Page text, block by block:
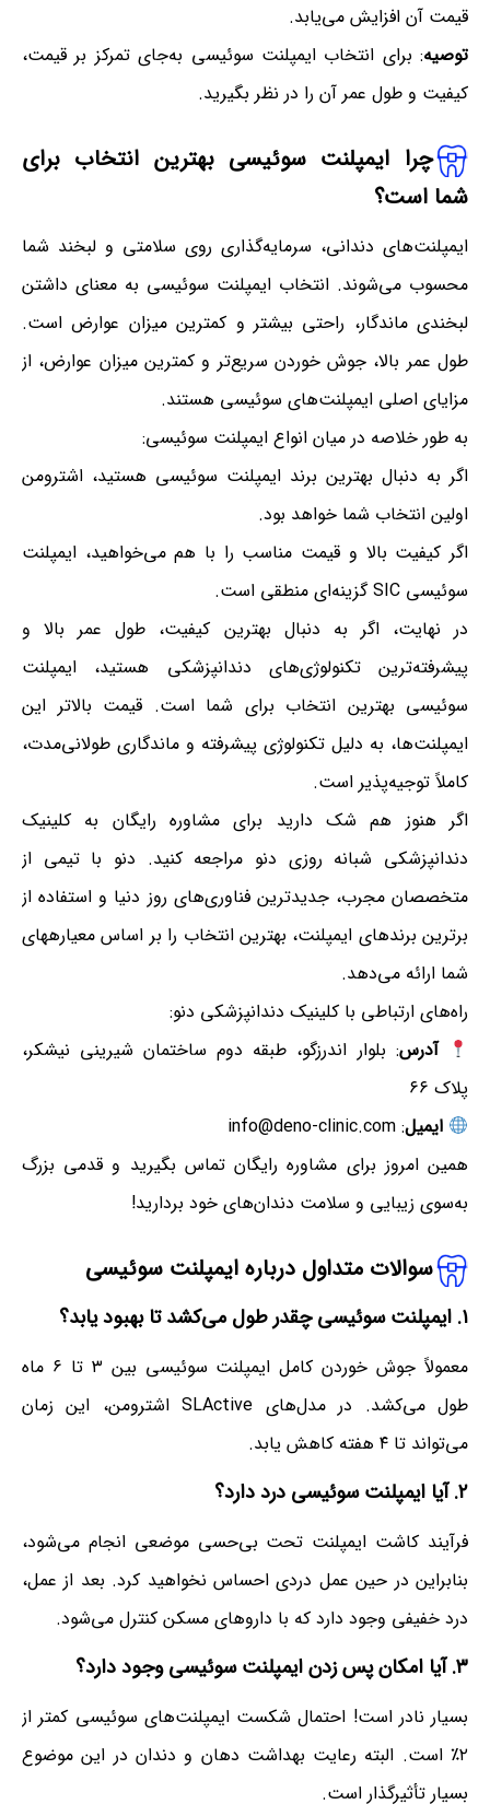
قیمت آن افزایش می‌یابد.
توصیه: برای انتخاب ایمپلنت سوئیسی به‌جای تمرکز بر قیمت،
کیفیت و طول عمر آن را در نظر بگیرید.
چرا ایمپلنت سوئیسی بهترین انتخاب برای
شما است؟
ایمپلنت‌های دندانی، سرمایه‌گذاری روی سلامتی و لبخند شما
محسوب می‌شوند. انتخاب ایمپلنت سوئیسی به معنای داشتن
لبخندی ماندگار، راحتی بیشتر و کمترین میزان عوارض است.
طول عمر بالا، جوش خوردن سریع‌تر و کمترین میزان عوارض، از
مزایای اصلی ایمپلنت‌های سوئیسی هستند.
به طور خلاصه در میان انواع ایمپلنت سوئیسی:
اگر به دنبال بهترین برند ایمپلنت سوئیسی هستید، اشترومن
اولین انتخاب شما خواهد بود.
اگر کیفیت بالا و قیمت مناسب را با هم می‌خواهید، ایمپلنت
سوئیسی SIC گزینه‌ای منطقی است.
در نهایت، اگر به دنبال بهترین کیفیت، طول عمر بالا و
پیشرفته‌ترین تکنولوژی‌های دندانپزشکی هستید، ایمپلنت
سوئیسی بهترین انتخاب برای شما است. قیمت بالاتر این
ایمپلنت‌ها، به دلیل تکنولوژی پیشرفته و ماندگاری طولانی‌مدت،
کاملاً توجیه‌پذیر است.
اگر هنوز هم شک دارید برای مشاوره رایگان به کلینیک
دندانپزشکی شبانه روزی دنو مراجعه کنید. دنو با تیمی از
متخصصان مجرب، جدیدترین فناوری‌های روز دنیا و استفاده از
برترین برندهای ایمپلنت، بهترین انتخاب را بر اساس معیارههای
شما ارائه می‌دهد.
راه‌های ارتباطی با کلینیک دندانپزشکی دنو:
آدرس: بلوار اندرزگو، طبقه دوم ساختمان شیرینی نیشکر،
پلاک ۶۶
ایمیل: info@deno-clinic.com
همین امروز برای مشاوره رایگان تماس بگیرید و قدمی بزرگ
به‌سوی زیبایی و سلامت دندان‌های خود بردارید!
سوالات متداول درباره ایمپلنت سوئیسی
۱. ایمپلنت سوئیسی چقدر طول می‌کشد تا بهبود یابد؟
معمولاً جوش خوردن کامل ایمپلنت سوئیسی بین ۳ تا ۶ ماه
طول می‌کشد. در مدل‌های SLActive اشترومن، این زمان
می‌تواند تا ۴ هفته کاهش یابد.
۲. آیا ایمپلنت سوئیسی درد دارد؟
فرآیند کاشت ایمپلنت تحت بی‌حسی موضعی انجام می‌شود،
بنابراین در حین عمل دردی احساس نخواهید کرد. بعد از عمل،
درد خفیفی وجود دارد که با داروهای مسکن کنترل می‌شود.
۳. آیا امکان پس زدن ایمپلنت سوئیسی وجود دارد؟
بسیار نادر است! احتمال شکست ایمپلنت‌های سوئیسی کمتر از
۲٪ است. البته رعایت بهداشت دهان و دندان در این موضوع
بسیار تأثیرگذار است.